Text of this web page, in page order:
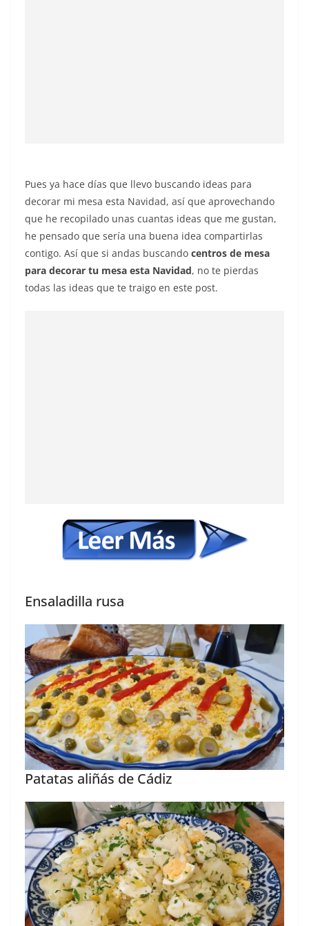
Pues ya hace días que llevo buscando ideas para
decorar mi mesa esta Navidad, así que aprovechando
que he recopilado unas cuantas ideas que me gustan,
he pensado que sería una buena idea compartirlas
contigo. Así que si andas buscando centros de mesa
para decorar tu mesa esta Navidad, no te pierdas
todas las ideas que te traigo en este post.
Ensaladilla rusa
Patatas aliñás de Cádiz